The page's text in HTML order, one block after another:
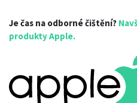
Je čas na odborné čištění?
produkty Apple.